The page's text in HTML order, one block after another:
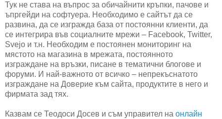
Тук не става на въпрос за обичайнити кръпки, пачове и
ъпргейди на софтуера. Необходимо е сайтът да се
развина, да се изгражда база от постоянни клиенти, да
се интегрира във социалните мрежи – Facebook, Twitter,
Svejo и т.н. Необходим е постоянен мониторинг на
мястото на магазина в мрежата, постоянното
изграждане на връзки, писане в тематични блогове и
форуми. И най-важното от всичко – непрекъснатото
изграждане на Доверие към сайта, продуктите в него и
фирмата зад тях.
Казвам се Теодоси Досев и съм управител на онлайн